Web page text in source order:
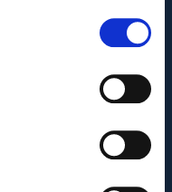
runt om i